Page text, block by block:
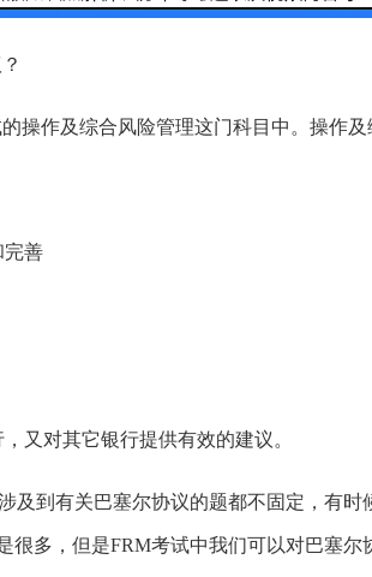
操作及综合风险管理这门科目中。操作及
完善
又对其它银行提供有效的建议。
及到有关巴塞尔协议的题都不固定，有
很多，但是FRM考试中我们可以对巴塞尔